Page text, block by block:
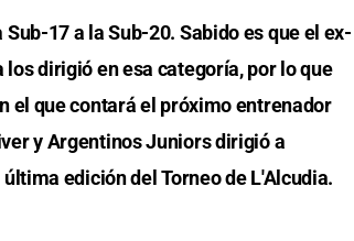
17 a la Sub-20. Sabido es que el ex-
dirigió en esa categoría, por lo que
el que contará el próximo entrenador
y Argentinos Juniors dirigió a
edición del Torneo de L'Alcudia.